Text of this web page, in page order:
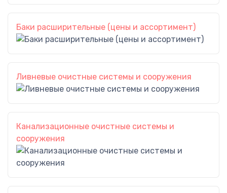
Баки расширительные (цены и ассортимент)
Ливневые очистные системы и сооружения
Канализационные очистные системы и
сооружения